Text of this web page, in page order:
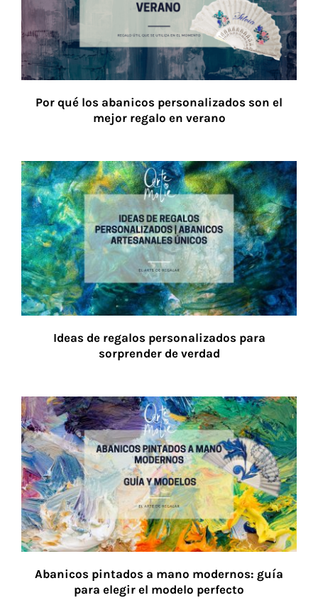
Por qué los abanicos personalizados son el
mejor regalo en verano
Ideas de regalos personalizados para
sorprender de verdad
Abanicos pintados a mano modernos: guía
para elegir el modelo perfecto